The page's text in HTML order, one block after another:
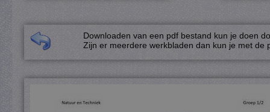
Downloaden van een pdf bestand kun je doen
Zijn er meerdere werkbladen dan kun je met de